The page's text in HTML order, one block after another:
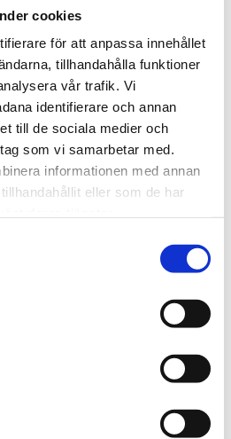
cookies
för att anpassa innehållet
tillhandahålla funktioner
vår trafik. Vi
identifierare och annan
till de sociala medier och
som vi samarbetar med.
informationen med annan
eller som de har
mot hot.
Fit EWS7952P-FIT –
PoE+ Switch
PRODUKTEN
Kort teknisk